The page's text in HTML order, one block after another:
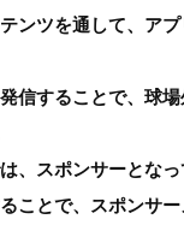
ンツを通して、ア
信することで、球
、スポンサーとな
ことで、スポンサ